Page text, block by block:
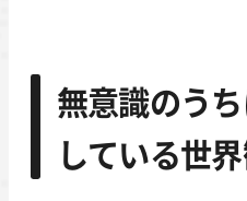
無意識のう
している世